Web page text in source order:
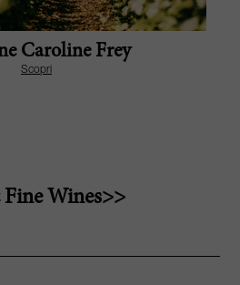
Caroline Frey
Scopri
Wines>>